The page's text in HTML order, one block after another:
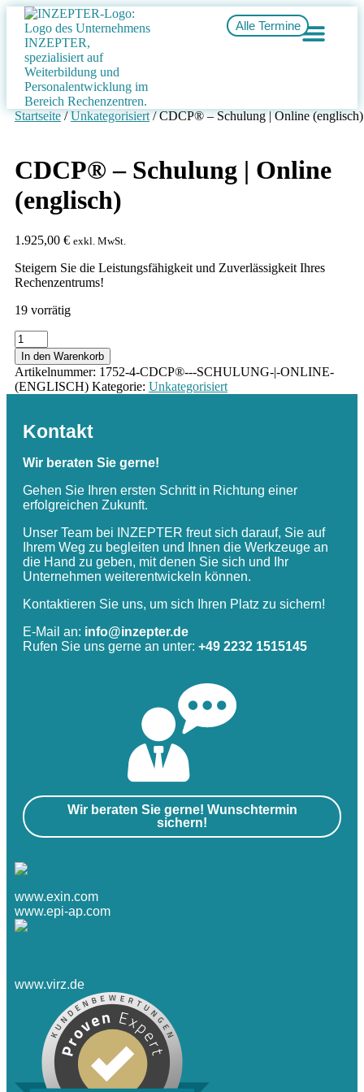
Alle Termine
Startseite/Unkategorisiert/ CDCP® – Schulung | Online (englisch)
CDCP® – Schulung | Online
(englisch)
1.925,00 € exkl. MwSt.
Steigern Sie die Leistungsfähigkeit und Zuverlässigkeit Ihres
Rechenzentrums!
19 vorrätig
In den Warenkorb
Artikelnummer: 1752-4-CDCP®---SCHULUNG-|-ONLINE-
(ENGLISCH) Kategorie: Unkategorisiert
Kontakt
Wir beraten Sie gerne!
Gehen Sie Ihren ersten Schritt in Richtung einer
erfolgreichen Zukunft.
Unser Team bei INZEPTER freut sich darauf, Sie auf
Ihrem Weg zu begleiten und Ihnen die Werkzeuge an
die Hand zu geben, mit denen Sie sich und Ihr
Unternehmen weiterentwickeln können.
Kontaktieren Sie uns, um sich Ihren Platz zu sichern!
E-Mail an: info@inzepter.de
Rufen Sie uns gerne an unter: +49 2232 1515145
Wir beraten Sie gerne! Wunschtermin
sichern!
www.exin.com
www.epi-ap.com
www.virz.de